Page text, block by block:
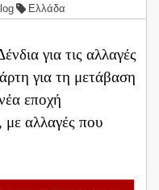
Ελλάδα
για τις αλλαγές
για τη μετάβαση
εποχή
με αλλαγές που